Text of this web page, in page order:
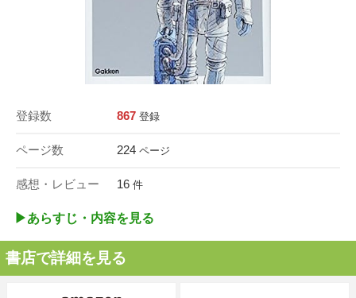
登録数 867 登録
ページ数 224 ページ
感想・レビュー 16 件
▶︎あらすじ・内容を見る
書店で詳細を見る